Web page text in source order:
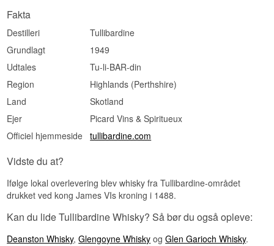
kongelige historie, som Tullibardine også fejrer
med sin placering tæt på det gamle bryggeri,
hvor Kong James IV engang købte øl.
Se hele vores udvalg af
Fakta
Destilleri
Tullibardine
Grundlagt
1949
Udtales
Tu-li-BAR-din
Region
Highlands (Perthshire)
Land
Skotland
Ejer
Picard Vins & Spiritueux
Officiel hjemmeside
tullibardine.com
Vidste du at?
Ifølge lokal overlevering blev whisky fra Tullibardine-området
drukket ved kong James VIs kroning i 1488.
Kan du lide Tullibardine Whisky? Så bør du også opleve:
Deanston Whisky,Glengoyne Whisky ogGlen Garioch Whisky.